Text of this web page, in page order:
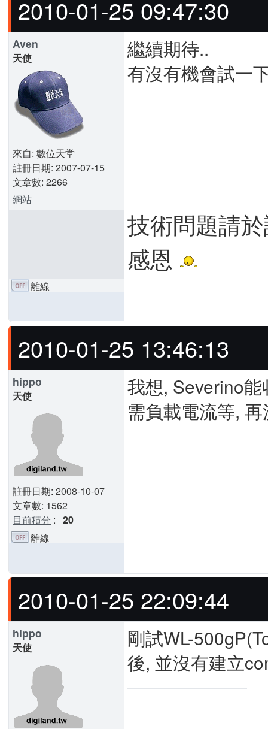
2010-01-25 09:47:30
Aven
天使
來自: 數位天堂
註冊日期: 2007-07-15
文章數: 2266
網站
繼續期待..
有沒有機會試一
技術問題請
感恩
離線
2010-01-25 13:46:13
hippo
天使
註冊日期: 2008-10-07
文章數: 1562
目前積分 : 20
我想, Severino
需負載電流等,
離線
2010-01-25 22:09:44
hippo
天使
剛試WL-
後, 並沒有建立